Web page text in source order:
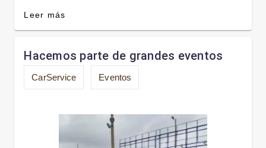
Leer más
Hacemos parte de grandes eventos
CarService Eventos